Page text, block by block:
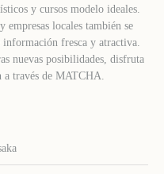
y cursos modelo ideales.
locales también se
fresca y atractiva.
nuevas posibilidades, disfruta
a través de MATCHA.